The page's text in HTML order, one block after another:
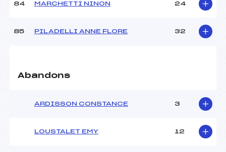
84 MARCHETTI NINON 24
85 PILADELLI ANNE FLORE 32
Abandons
ARDISSON CONSTANCE 3
LOUSTALET EMY 12